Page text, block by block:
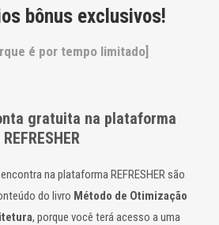
bônus exclusivos!
é por tempo limitado]
gratuita na plataforma
REFRESHER
na plataforma REFRESHER são
do livro Método de Otimização
, porque você terá acesso a uma